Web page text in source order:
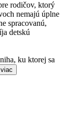
rodičov, ktorý
nemajú úplne
spracovanú,
detskú
ku ktorej sa